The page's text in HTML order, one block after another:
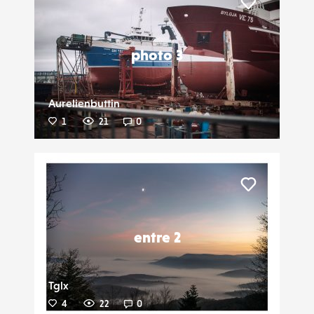
photo 3
Aurelienbuttin
1 21 0
Liker
entre 2
Tglx
4 22 0